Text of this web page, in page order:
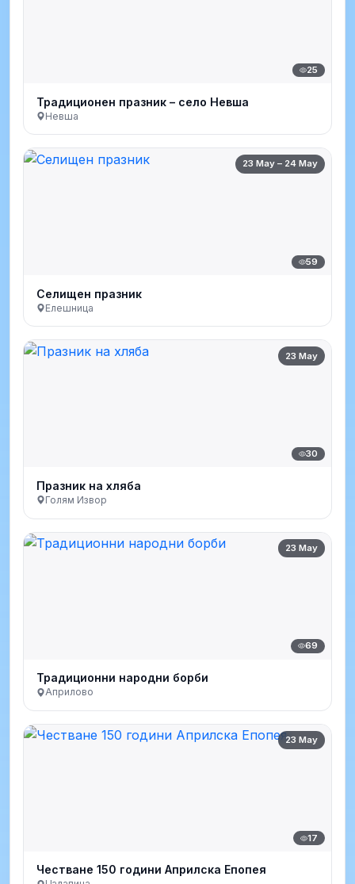
25
Традиционен празник – село Невша
Невша
23 May – 24 May
59
Селищен празник
Елешница
23 May
30
Празник на хляба
Голям Извор
23 May
69
Традиционни народни борби
Априлово
23 May
17
Честване 150 години Априлска Епопея